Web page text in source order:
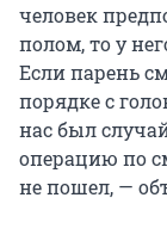
человек
полом, то у
Если парень
порядке с
нас был
операцию по
не пошел, —